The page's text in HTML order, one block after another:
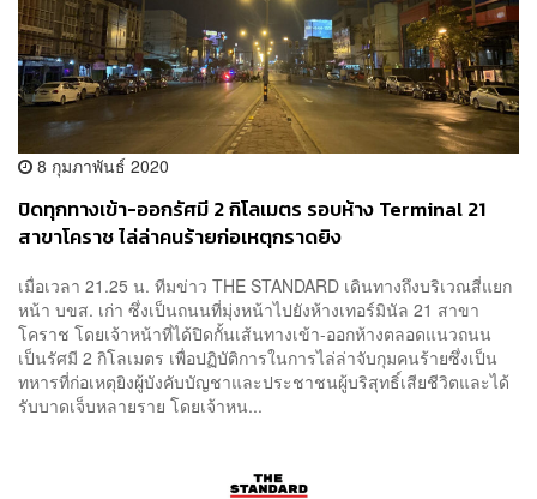
8 กุมภาพันธ์ 2020
ปิดทุกทางเข้า-ออกรัศมี 2 กิโลเมตร รอบห้าง Terminal 21
สาขาโคราช ไล่ล่าคนร้ายก่อเหตุกราดยิง
เมื่อเวลา 21.25 น. ทีมข่าว THE STANDARD เดินทางถึงบริเวณสี่แยก
หน้า บขส. เก่า ซึ่งเป็นถนนที่มุ่งหน้าไปยังห้างเทอร์มินัล 21 สาขา
โคราช โดยเจ้าหน้าที่ได้ปิดกั้นเส้นทางเข้า-ออกห้างตลอดแนวถนน
เป็นรัศมี 2 กิโลเมตร เพื่อปฏิบัติการในการไล่ล่าจับกุมคนร้ายซึ่งเป็น
ทหารที่ก่อเหตุยิงผู้บังคับบัญชาและประชาชนผู้บริสุทธิ์เสียชีวิตและได้
รับบาดเจ็บหลายราย โดยเจ้าหน...